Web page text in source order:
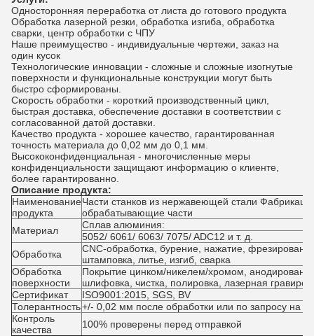
Односторонняя переработка от листа до готового продукта
Обработка лазерной резки, обработка изгиба, обработка
сварки, центр обработки с ЧПУ
Наше преимущество - индивидуальные чертежи, заказ на
один кусок
Технологические инновации - сложные и сложные изогнутые
поверхности и функциональные конструкции могут быть
быстро сформированы.
Скорость обработки - короткий производственный цикл,
быстрая доставка, обеспечение доставки в соответствии с
согласованной датой доставки.
Качество продукта - хорошее качество, гарантированная
точность материала до 0,02 мм до 0,1 мм.
Высококонфиденциальная - многочисленные меры
конфиденциальности защищают информацию о клиенте,
более гарантированно.
Описание продукта:
Наименование
продукта
Части станков из нержавеющей стали
обрабатывающие части
Материал
Сплав алюминия:
5052/ 6061/ 6063/ 7075/ ADC12 и т. д.
Обработка
CNC-обработка, бурение, нажатие,
штамповка, литье, изгиб, сварка
Обработка
поверхности
Покрытие цинком/никелем/хромом,
шлифовка, чистка, полировка, лазерная
Сертификат
ISO9001:2015, SGS, BV
Толерантность+/- 0,02 мм после обработки или по запросу на
Контроль
качества
100% проверены перед отправкой